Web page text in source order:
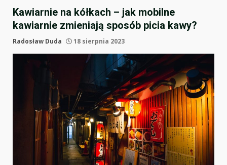
Kawiarnie na kółkach – jak mobilne
kawiarnie zmieniają sposób picia kawy?
Radosław Duda 18 sierpnia 2023